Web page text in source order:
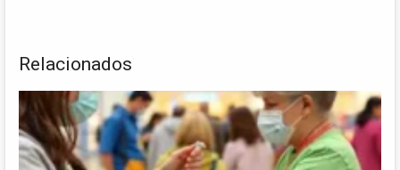
Relacionados